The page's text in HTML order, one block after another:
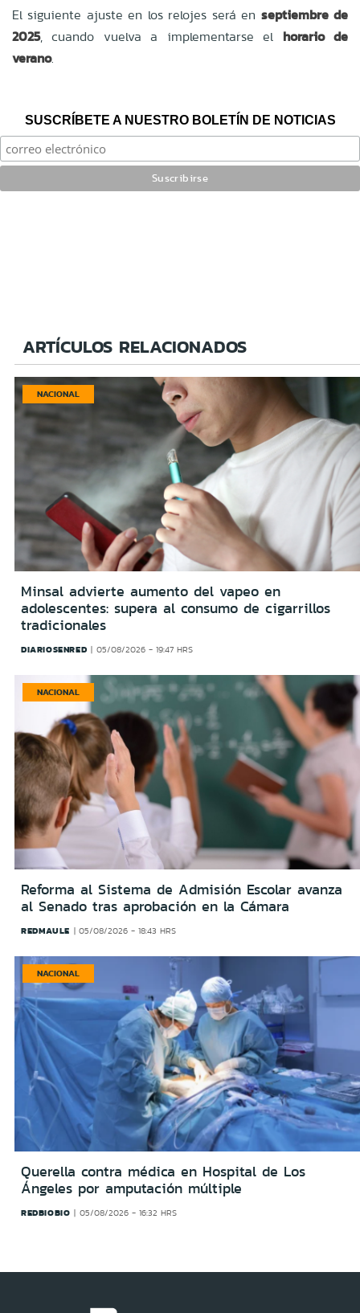
El siguiente ajuste en los relojes será en septiembre de
2025, cuando vuelva a implementarse el horario de
verano.
SUSCRÍBETE A NUESTRO BOLETÍN DE NOTICIAS
ARTÍCULOS RELACIONADOS
NACIONAL
Minsal advierte aumento del vapeo en
adolescentes: supera al consumo de cigarrillos
tradicionales
DIARIOSENRED 05/08/2026 - 19:47 HRS
NACIONAL
Reforma al Sistema de Admisión Escolar avanza
al Senado tras aprobación en la Cámara
REDMAULE 05/08/2026 - 18:43 HRS
NACIONAL
Querella contra médica en Hospital de Los
Ángeles por amputación múltiple
REDBIOBIO 05/08/2026 - 16:32 HRS